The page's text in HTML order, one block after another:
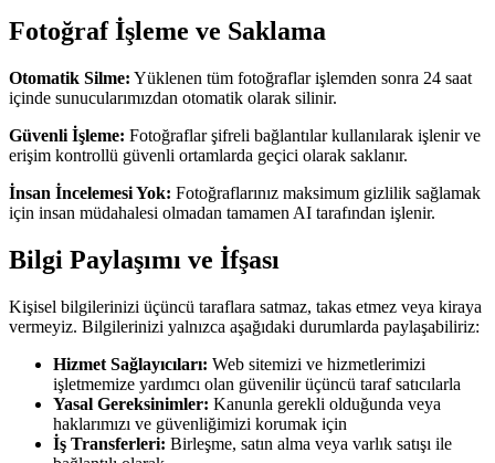
Fotoğraf İşleme ve Saklama
Otomatik Silme: Yüklenen tüm fotoğraflar işlemden sonra 24 saat
içinde sunucularımızdan otomatik olarak silinir.
Güvenli İşleme: Fotoğraflar şifreli bağlantılar kullanılarak işlenir ve
erişim kontrollü güvenli ortamlarda geçici olarak saklanır.
İnsan İncelemesi Yok: Fotoğraflarınız maksimum gizlilik sağlamak
için insan müdahalesi olmadan tamamen AI tarafından işlenir.
Bilgi Paylaşımı ve İfşası
Kişisel bilgilerinizi üçüncü taraflara satmaz, takas etmez veya kiraya
vermeyiz. Bilgilerinizi yalnızca aşağıdaki durumlarda paylaşabiliriz:
Hizmet Sağlayıcıları: Web sitemizi ve hizmetlerimizi
işletmemize yardımcı olan güvenilir üçüncü taraf satıcılarla
Yasal Gereksinimler: Kanunla gerekli olduğunda veya
haklarımızı ve güvenliğimizi korumak için
İş Transferleri: Birleşme, satın alma veya varlık satışı ile